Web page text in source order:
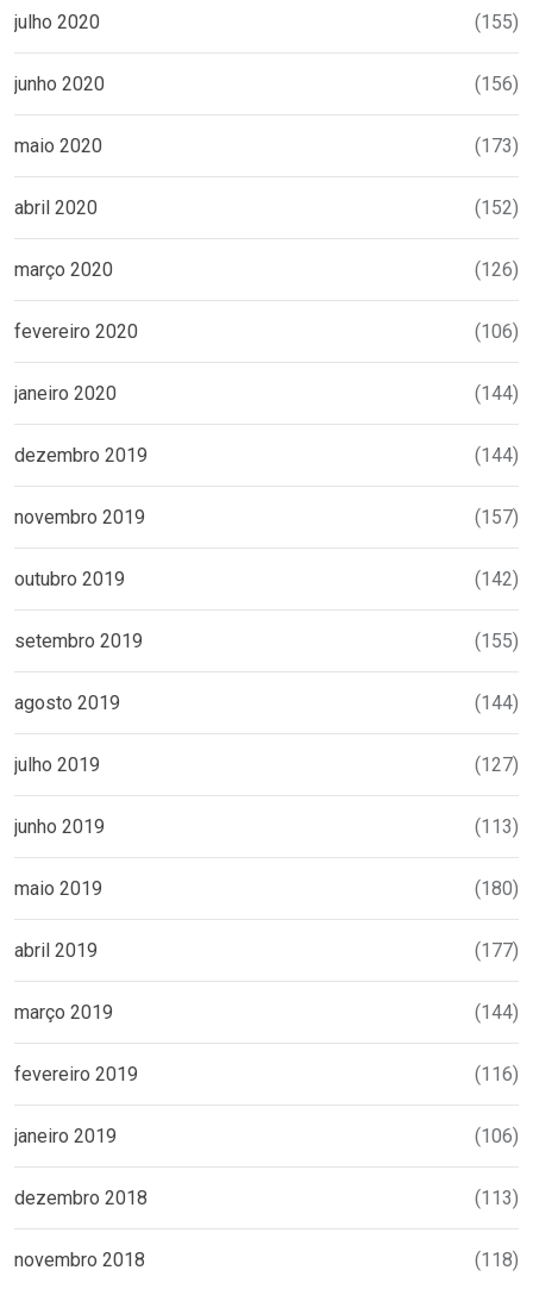
julho 2020 (155)
junho 2020 (156)
maio 2020 (173)
abril 2020 (152)
março 2020 (126)
fevereiro 2020 (106)
janeiro 2020 (144)
dezembro 2019 (144)
novembro 2019 (157)
outubro 2019 (142)
setembro 2019 (155)
agosto 2019 (144)
julho 2019 (127)
junho 2019 (113)
maio 2019 (180)
abril 2019 (177)
março 2019 (144)
fevereiro 2019 (116)
janeiro 2019 (106)
dezembro 2018 (113)
novembro 2018 (118)